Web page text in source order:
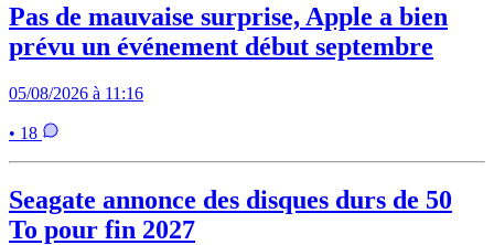
Pas de mauvaise surprise, Apple a bien
prévu un événement début septembre
05/08/2026 à 11:16
• 18
Seagate annonce des disques durs de 50
To pour fin 2027